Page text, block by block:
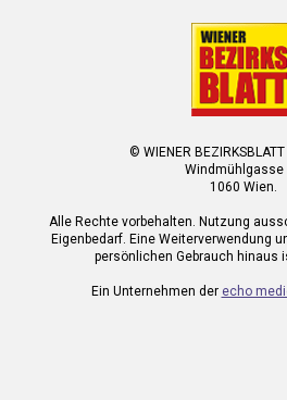
© WIENER
Windmühlgasse
1060 Wien.
Alle Rechte vorbehalten. Nutzung
Eigenbedarf. Eine Weiterverwendung
persönlichen Gebrauch hinaus
Ein Unternehmen der echo